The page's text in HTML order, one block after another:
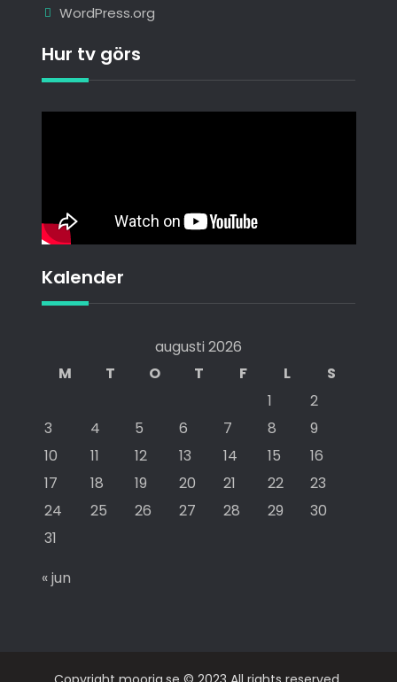
WordPress.org
Hur tv görs
Kalender
augusti 2026
M
T O T F L
S
1
2
3
4 5 6 7 8
9
10
11 12 13 14 15
16
17
18 19 20 21 22
23
24
25 26 27 28 29
30
31
« jun